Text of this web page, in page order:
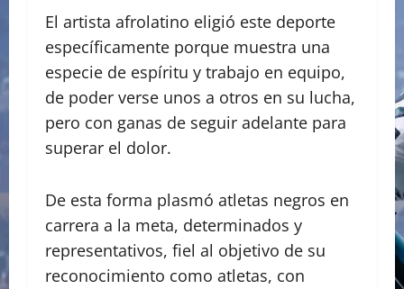
El artista afrolatino eligió este deporte
específicamente porque muestra una
especie de espíritu y trabajo en equipo,
de poder verse unos a otros en su lucha,
pero con ganas de seguir adelante para
superar el dolor.
De esta forma plasmó atletas negros en
carrera a la meta, determinados y
representativos, fiel al objetivo de su
reconocimiento como atletas, con